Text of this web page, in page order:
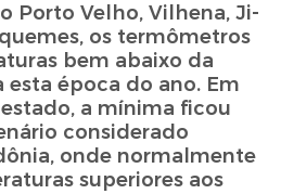
Porto Velho, Vilhena, Ji-
os termômetros
bem abaixo da
época do ano. Em
a mínima ficou
considerado
onde normalmente
superiores aos